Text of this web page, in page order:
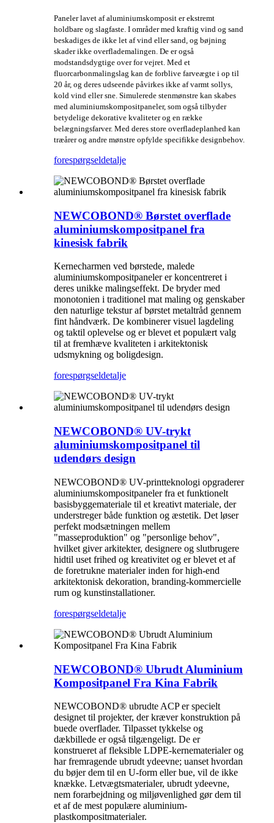
Paneler lavet af aluminiumskomposit er ekstremt
holdbare og slagfaste. I områder med kraftig vind og sand
beskadiges de ikke let af vind eller sand, og bøjning
skader ikke overflademalingen. De er også
modstandsdygtige over for vejret. Med et
fluorcarbonmalingslag kan de forblive farveægte i op til
20 år, og deres udseende påvirkes ikke af varmt sollys,
kold vind eller sne. Simulerede stenmønstre kan skabes
med aluminiumskompositpaneler, som også tilbyder
betydelige dekorative kvaliteter og en række
belægningsfarver. Med deres store overfladeplanhed kan
træårer og andre mønstre opfylde specifikke designbehov.
forespørgseldetalje
NEWCOBOND® Børstet overflade
aluminiumskompositpanel fra
kinesisk fabrik
Kernecharmen ved børstede, malede
aluminiumskompositpaneler er koncentreret i
deres unikke malingseffekt. De bryder med
monotonien i traditionel mat maling og genskaber
den naturlige tekstur af børstet metaltråd gennem
fint håndværk. De kombinerer visuel lagdeling
og taktil oplevelse og er blevet et populært valg
til at fremhæve kvaliteten i arkitektonisk
udsmykning og boligdesign.
forespørgseldetalje
NEWCOBOND® UV-trykt
aluminiumskompositpanel til
udendørs design
NEWCOBOND® UV-printteknologi opgraderer
aluminiumskompositpaneler fra et funktionelt
basisbyggemateriale til et kreativt materiale, der
understreger både funktion og æstetik. Det løser
perfekt modsætningen mellem
"masseproduktion" og "personlige behov",
hvilket giver arkitekter, designere og slutbrugere
hidtil uset frihed og kreativitet og er blevet et af
de foretrukne materialer inden for high-end
arkitektonisk dekoration, branding-kommercielle
rum og kunstinstallationer.
forespørgseldetalje
NEWCOBOND® Ubrudt Aluminium
Kompositpanel Fra Kina Fabrik
NEWCOBOND® ubrudte ACP er specielt
designet til projekter, der kræver konstruktion på
buede overflader. Tilpasset tykkelse og
dækbillede er også tilgængeligt. De er
konstrueret af fleksible LDPE-kernematerialer og
har fremragende ubrudt ydeevne; uanset hvordan
du bøjer dem til en U-form eller bue, vil de ikke
knække. Letvægtsmaterialer, ubrudt ydeevne,
nem forarbejdning og miljøvenlighed gør dem til
et af de mest populære aluminium-
plastkompositmaterialer.